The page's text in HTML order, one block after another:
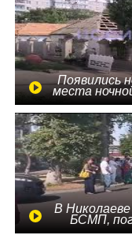
Появились
места
В
БСМП,